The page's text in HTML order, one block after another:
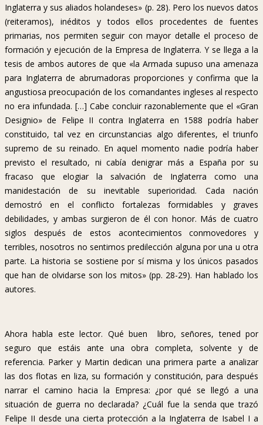
Inglaterra y sus aliados holandeses» (p. 28). Pero los nuevos datos
(reiteramos), inéditos y todos ellos procedentes de fuentes
primarias, nos permiten seguir con mayor detalle el proceso de
formación y ejecución de la Empresa de Inglaterra. Y se llega a la
tesis de ambos autores de que «la Armada supuso una amenaza
para Inglaterra de abrumadoras proporciones y confirma que la
angustiosa preocupación de los comandantes ingleses al respecto
no era infundada. […] Cabe concluir razonablemente que el «Gran
Designio» de Felipe II contra Inglaterra en 1588 podría haber
constituido, tal vez en circunstancias algo diferentes, el triunfo
supremo de su reinado. En aquel momento nadie podría haber
previsto el resultado, ni cabía denigrar más a España por su
fracaso que elogiar la salvación de Inglaterra como una
manidestación de su inevitable superioridad. Cada nación
demostró en el conflicto fortalezas formidables y graves
debilidades, y ambas surgieron de él con honor. Más de cuatro
siglos después de estos acontecimientos conmovedores y
terribles, nosotros no sentimos predilección alguna por una u otra
parte. La historia se sostiene por sí misma y los únicos pasados
que han de olvidarse son los mitos» (pp. 28-29). Han hablado los
autores.
Ahora habla este lector. Qué buen libro, señores, tened por
seguro que estáis ante una obra completa, solvente y de
referencia. Parker y Martin dedican una primera parte a analizar
las dos flotas en liza, su formación y constitución, para después
narrar el camino hacia la Empresa: ¿por qué se llegó a una
situación de guerra no declarada? ¿Cuál fue la senda que trazó
Felipe II desde una cierta protección a la Inglaterra de Isabel I a